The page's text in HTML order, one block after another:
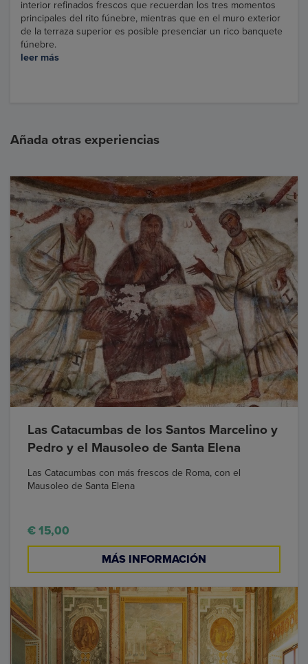
interior refinados frescos que recuerdan los tres momentos
principales del rito fúnebre, mientras que en el muro exterior
de la terraza superior es posible presenciar un rico banquete
fúnebre.
leer más
Añada otras experiencias
Las Catacumbas de los Santos Marcelino y
Pedro y el Mausoleo de Santa Elena
Las Catacumbas con más frescos de Roma, con el
Mausoleo de Santa Elena
€ 15,00
MÁS INFORMACIÓN